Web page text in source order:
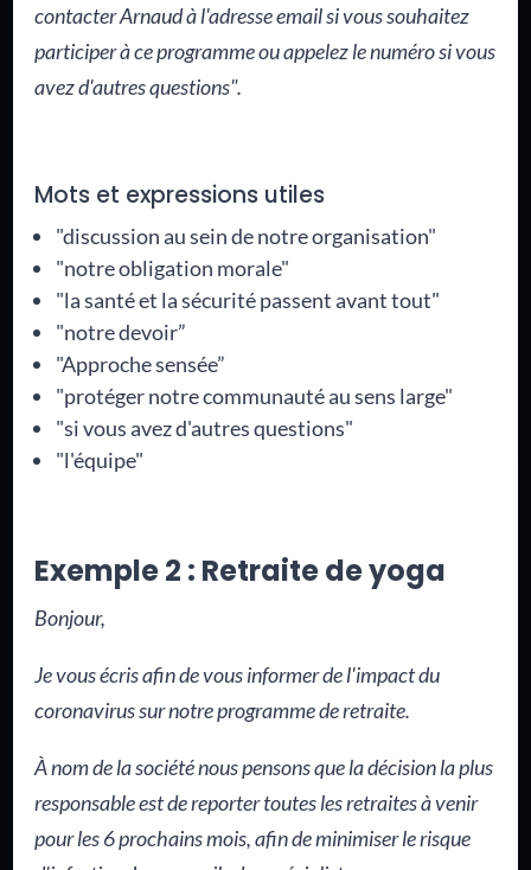
contacter Arnaud à l'adresse email si vous souhaitez
participer à ce programme ou appelez le numéro si vous
avez d'autres questions".
Mots et expressions utiles
"discussion au sein de notre organisation"
"notre obligation morale"
"la santé et la sécurité passent avant tout"
"notre devoir”
"Approche sensée”
"protéger notre communauté au sens large"
"si vous avez d'autres questions"
"l'équipe"
Exemple 2 : Retraite de yoga
Bonjour,
Je vous écris afin de vous informer de l'impact du
coronavirus sur notre programme de retraite.
À nom de la société nous pensons que la décision la plus
responsable est de reporter toutes les retraites à venir
pour les 6 prochains mois, afin de minimiser le risque